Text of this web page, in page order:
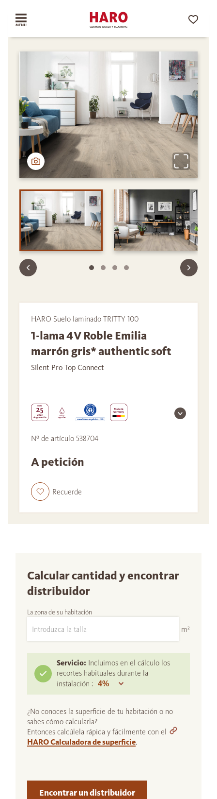
HARO Suelo laminado TRITTY 100
1-lama 4V Roble Emilia
marrón gris* authentic soft
Silent Pro Top Connect
Nº de artículo 538704
A petición
Recuerde
Calcular cantidad y encontrar
distribuidor
La zona de su habitación
m²
Servicio: Incluimos en el cálculo los
recortes habituales durante la
instalación :
¿No conoces la superficie de tu habitación o no
sabes cómo calcularla?
Entonces calcúlela rápida y fácilmente con el
HARO Calculadora de superficie.
Encontrar un distribuidor